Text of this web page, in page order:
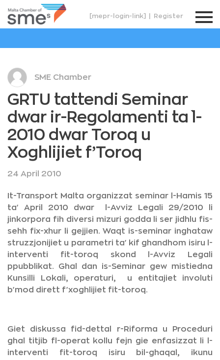
[mepr-login-link] Register
SME Chamber
GRTU tattendi Seminar
dwar ir-Regolamenti ta` l-
2010 dwar Toroq u
Xoghlijiet f’Toroq
24 April 2010
It-Transport Malta organizzat seminar l-Hamis 15
ta' April 2010 dwar l-Avviz Legali 29/2010 li
jinkorpora fih diversi mizuri godda li ser jidhlu fis-
sehh fix-xhur li gejjien. Waqt is-seminar inghataw
struzzjonijiet u parametri ta' kif ghandhom isiru l-
interventi fit-toroq skond l-Avviz Legali
ppubblikat. Ghal dan is-Seminar gew mistiedna
Kunsilli Lokali, operaturi, u entitajiet involuti
b'mod dirett f'xoghlijiet fit-toroq.
Giet diskussa fid-dettal r-Riforma u Proceduri
ghal titjib fl-operat kollu fejn gie enfasizzat li l-
interventi fit-toroq isiru bil-ghaqal, ikunu